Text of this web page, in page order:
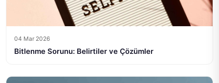
04 Mar 2026
Bitlenme Sorunu: Belirtiler ve Çözümler